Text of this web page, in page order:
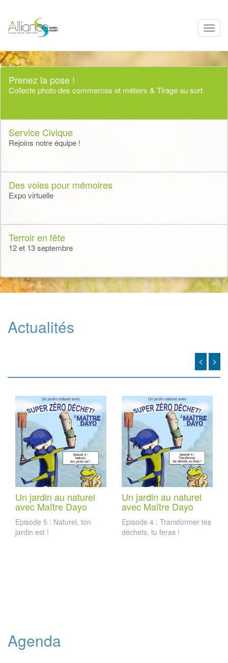
Prenez la pose !
Collecte photo des commerces et métiers & Tirage au sort
Service Civique
Rejoins notre équipe !
Des voies pour mémoires
Expo virtuelle
Terroir en fête
12 et 13 septembre
Actualités
< >
Un jardin au naturel
avec Maître Dayo
Episode 5 : Naturel, ton
jardin est !
Un jardin au naturel
avec Maître Dayo
Episode 4 : Transformer tes
déchets, tu feras !
Agenda